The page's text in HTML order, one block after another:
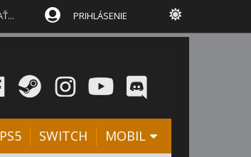
PRIHLÁSENIE
PS5 SWITCH MOBIL